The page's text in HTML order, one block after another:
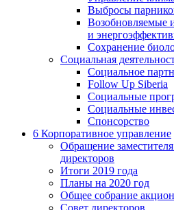
Выбросы
Возобновляемые
и
Сохранение
Социальная
Социальное
Follow Up Siberia
Социальные
Социальные
Спонсорство
6 Корпоративное управление
Обращение
директоров
Итоги 2019 года
Планы на 2020 год
Общее собрание
Совет директоров